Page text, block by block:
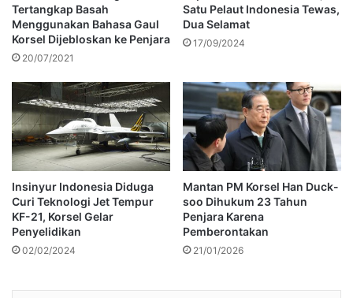
Tertangkap Basah
Menggunakan Bahasa Gaul
Korsel Dijebloskan ke Penjara
20/07/2021
Satu Pelaut Indonesia Tewas,
Dua Selamat
17/09/2024
Insinyur Indonesia Diduga
Curi Teknologi Jet Tempur
KF-21, Korsel Gelar
Penyelidikan
02/02/2024
Mantan PM Korsel Han Duck-
soo Dihukum 23 Tahun
Penjara Karena
Pemberontakan
21/01/2026